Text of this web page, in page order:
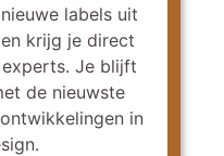
labels uit
krijg je direct
Je blijft
de nieuwste
in